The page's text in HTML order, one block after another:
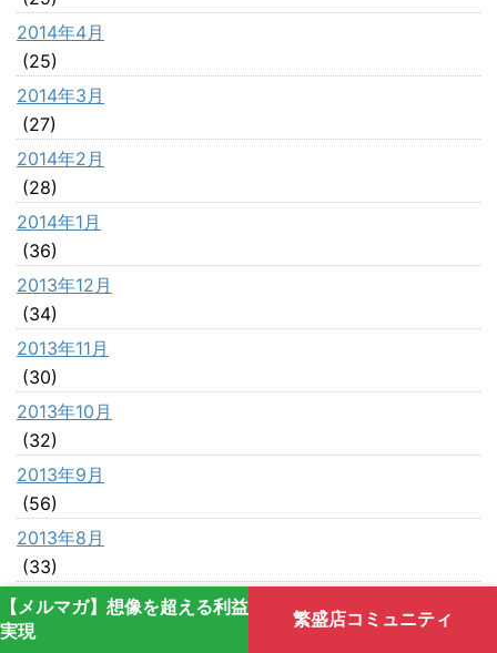
【メルマガ】想像を超える利益
実現
繁盛店コミュニティ
2014年4月
(25)
2014年3月
(27)
2014年2月
(28)
2014年1月
(36)
2013年12月
(34)
2013年11月
(30)
2013年10月
(32)
2013年9月
(56)
2013年8月
(33)
2013年7月
(42)